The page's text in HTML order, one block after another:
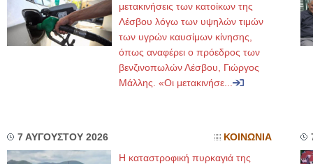
μετακινήσεις των κατοίκων της
Λέσβου λόγω των υψηλών τιμών
των υγρών καυσίμων κίνησης,
όπως αναφέρει ο πρόεδρος των
βενζινοπωλών Λέσβου, Γιώργος
Μάλλης. «Οι μετακινήσε...
7 ΑΥΓΟΥΣΤΟΥ 2026 ΚΟΙΝΩΝΙΑ
Η καταστροφική πυρκαγιά της